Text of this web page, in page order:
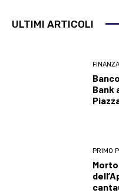
ULTIMI ARTICOLI
FINANZA
Bank
PRIMO